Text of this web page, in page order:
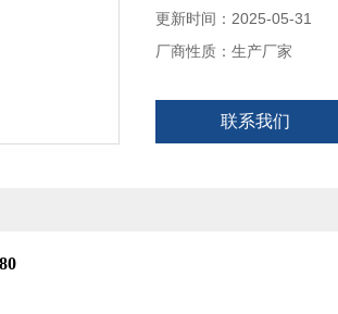
更新时间：2025-05-31
厂商性质：生产厂家
联系我们